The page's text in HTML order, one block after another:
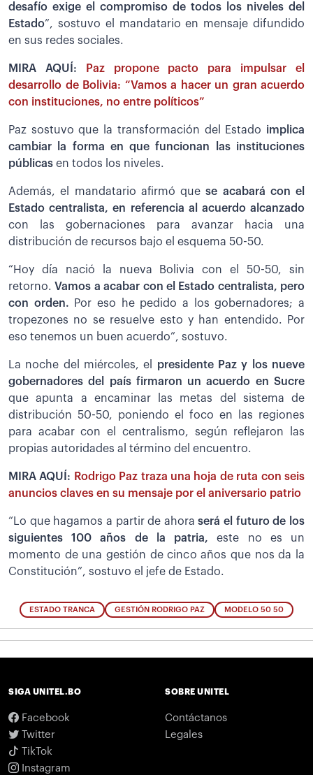
desafío exige el compromiso de todos los niveles del
Estado”, sostuvo el mandatario en mensaje difundido
en sus redes sociales.
MIRA AQUÍ:
Paz propone pacto para impulsar el
desarrollo de Bolivia: “Vamos a hacer un gran acuerdo
con instituciones, no entre políticos”
Paz sostuvo que la transformación del Estado implica
cambiar la forma en que funcionan las instituciones
públicas en todos los niveles.
Además, el mandatario afirmó quese acabará con el
Estado centralista, en referencia al acuerdo alcanzado
con las gobernaciones para avanzar hacia una
distribución de recursos bajo el esquema 50-50.
“Hoy día nació la nueva Bolivia con el 50-50, sin
retorno.Vamos a acabar con el Estado centralista, pero
con orden. Por eso he pedido a los gobernadores; a
tropezones no se resuelve esto y han entendido. Por
eso tenemos un buen acuerdo”, sostuvo.
La noche del miércoles, el presidente Paz y los nueve
gobernadores del país firmaron un acuerdo en Sucre
que apunta a encaminar las metas del sistema de
distribución 50-50, poniendo el foco en las regiones
para acabar con el centralismo, según reflejaron las
propias autoridades al término del encuentro.
MIRA AQUÍ: Rodrigo Paz traza una hoja de ruta con seis
anuncios claves en su mensaje por el aniversario patrio
“Lo que hagamos a partir de ahoraserá el futuro de los
siguientes 100 años de la patria, este no es un
momento de una gestión de cinco años que nos da la
Constitución”, sostuvo el jefe de Estado.
ESTADO TRANCA GESTIÓN RODRIGO PAZ MODELO 50 50
SIGA UNITEL.BO
Facebook
Twitter
TikTok
Instagram
SOBRE UNITEL
Contáctanos
Legales